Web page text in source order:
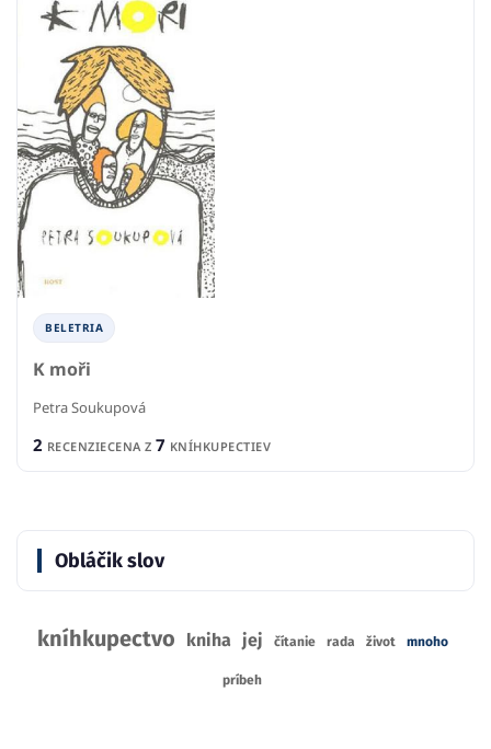
BELETRIA
K moři
Petra Soukupová
2 RECENZIECENA Z 7 KNÍHKUPECTIEV
Obláčik slov
kníhkupectvo kniha jej čítanie rada život mnoho
príbeh